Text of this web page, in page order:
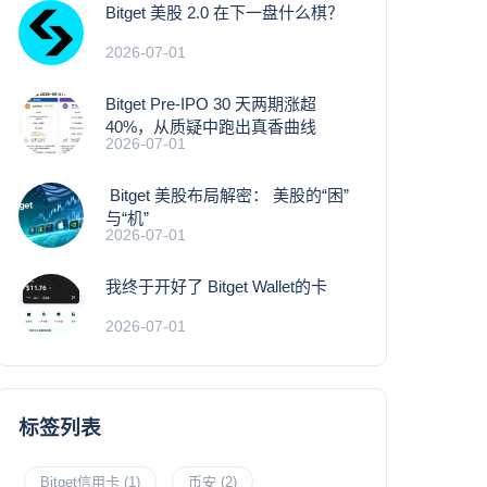
Bitget 美股 2.0 在下一盘什么棋？
2026-07-01
Bitget Pre-IPO 30 天两期涨超
40%，从质疑中跑出真香曲线
2026-07-01
Bitget 美股布局解密： 美股的“困”
与“机”
2026-07-01
我终于开好了 Bitget Wallet的卡
2026-07-01
标签列表
Bitget信用卡 (1) 币安 (2)